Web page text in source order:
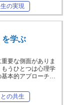
の実現
を学ぶ
要な側面がありま
うひとつは心理学
基本的アプローチ…
の共生